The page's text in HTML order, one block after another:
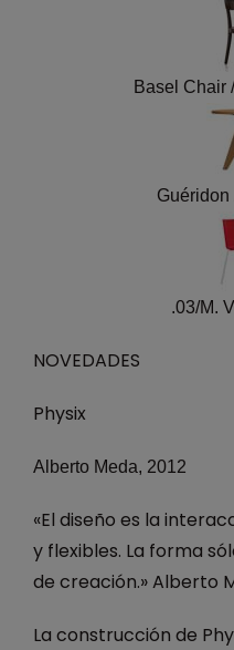
Basel Chair
Guéridon
.03/M.
NOVEDADES
Physix
Alberto Meda, 2012
«El diseño es la
y flexibles. La forma
de creación.» Alberto
La construcción de